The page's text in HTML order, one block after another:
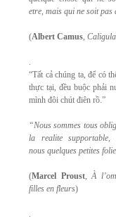
etre, mais qui ne soit pas
(Albert Camus, Caligula
.
“Tất cả chúng ta, để có
thực tại, đều buộc phải
mình đôi chút điên rồ.”
“Nous sommes tous
la realite supportable,
nous quelques petites
(Marcel Proust,À
filles en fleurs)
.